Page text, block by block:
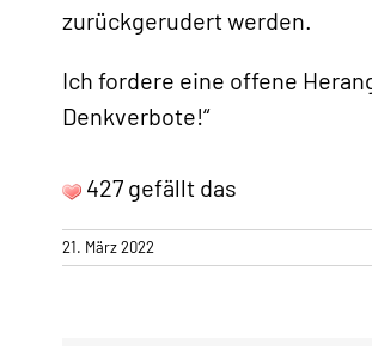
zurückgerudert werden.
Ich fordere eine offene
Denkverbote!“
427 gefällt das
21. März 2022